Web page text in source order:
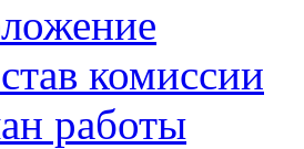
комиссии
работы